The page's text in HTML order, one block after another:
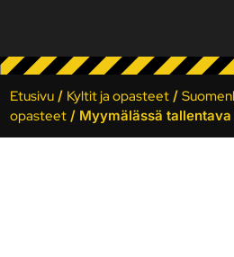
Etusivu / Kyltit ja opasteet /
opasteet / Myymälässä